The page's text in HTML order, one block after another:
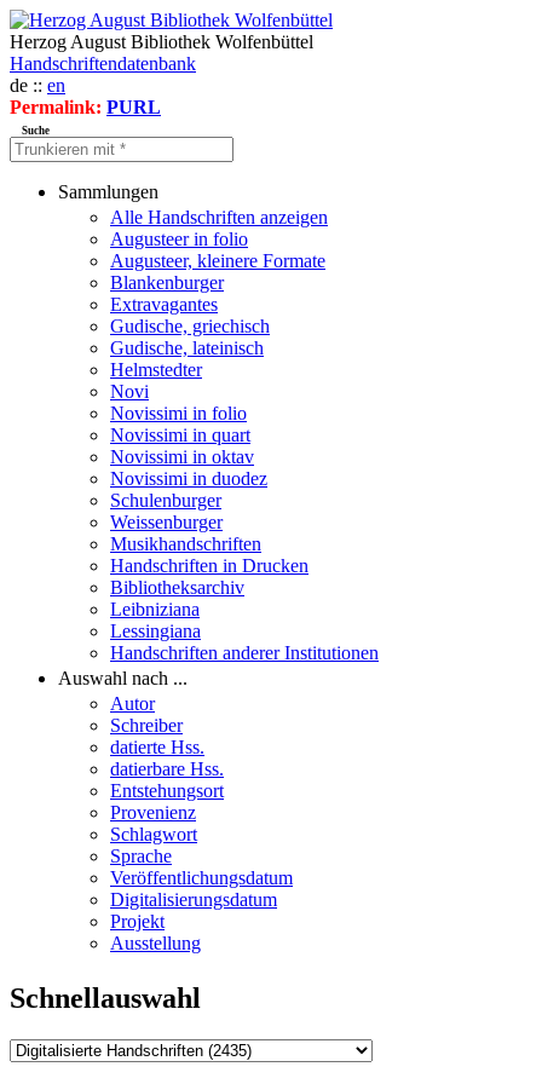
Herzog August Bibliothek Wolfenbüttel
Handschriftendatenbank
de :: en
Permalink: PURL
Suche
Sammlungen
Alle Handschriften anzeigen
Augusteer in folio
Augusteer, kleinere Formate
Blankenburger
Extravagantes
Gudische, griechisch
Gudische, lateinisch
Helmstedter
Novi
Novissimi in folio
Novissimi in quart
Novissimi in oktav
Novissimi in duodez
Schulenburger
Weissenburger
Musikhandschriften
Handschriften in Drucken
Bibliotheksarchiv
Leibniziana
Lessingiana
Handschriften anderer Institutionen
Auswahl nach ...
Autor
Schreiber
datierte Hss.
datierbare Hss.
Entstehungsort
Provenienz
Schlagwort
Sprache
Veröffentlichungsdatum
Digitalisierungsdatum
Projekt
Ausstellung
Schnellauswahl